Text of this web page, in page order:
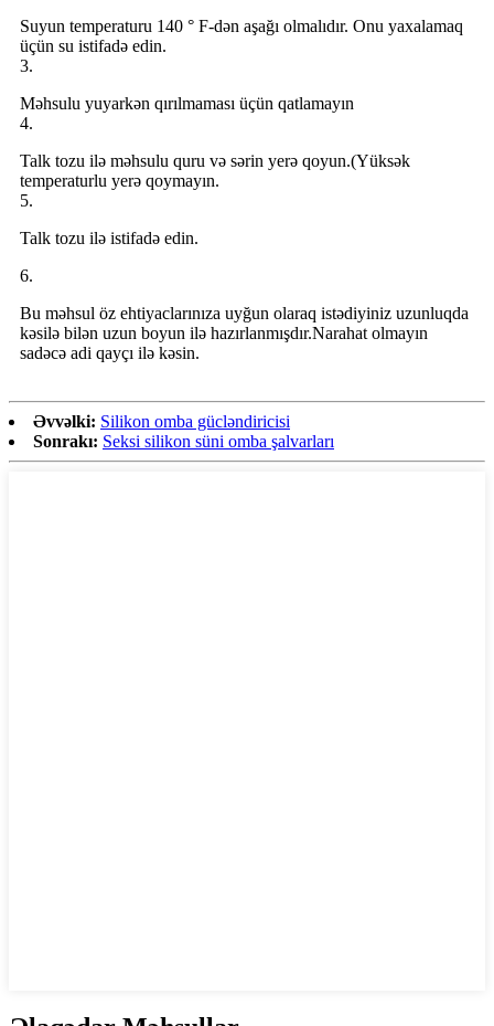
Suyun temperaturu 140 ° F-dən aşağı olmalıdır. Onu yaxalamaq
üçün su istifadə edin.
3.
Məhsulu yuyarkən qırılmaması üçün qatlamayın
4.
Talk tozu ilə məhsulu quru və sərin yerə qoyun.(Yüksək
temperaturlu yerə qoymayın.
5.
Talk tozu ilə istifadə edin.
6.
Bu məhsul öz ehtiyaclarınıza uyğun olaraq istədiyiniz uzunluqda
kəsilə bilən uzun boyun ilə hazırlanmışdır.Narahat olmayın
sadəcə adi qayçı ilə kəsin.
Əvvəlki: Silikon omba gücləndiricisi
Sonrakı: Seksi silikon süni omba şalvarları